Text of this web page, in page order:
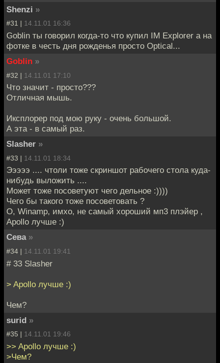
Shenzi »
#31 | 14.11.01 16:36
Goblin ты говорил когда-то что купил IM Explorer а на
фотке в честь дня рожденья просто Optical...
Goblin »
#32 | 14.11.01 17:10
Что значит - просто???
Отличная мышь.
Иксплорер под мою руку - очень большой.
А эта - в самый раз.
Slasher »
#33 | 14.11.01 18:34
Эээээ .... чтоли тоже скриншот рабочего стола куда-
нибудь выложить ....
Может тоже посоветуют чего дельное :))))
Чего бы такого тоже посоветовать ?
О, Winamp, имхо, не самый хороший мп3 плэйер ,
Apollo лучше :)
Сева »
#34 | 14.11.01 19:41
# 33 Slasher
> Apollo лучше :)
Чем?
surid »
#35 | 14.11.01 19:46
>> Apollo лучше :)
>Чем?